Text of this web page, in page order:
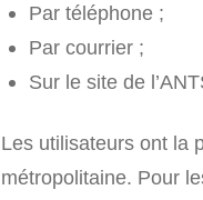
Par téléphone ;
Par courrier ;
Sur le site de
Les utilisateurs ont la
métropolitaine. Pour